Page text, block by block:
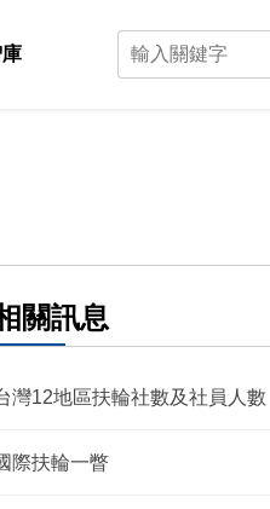
關訊息
灣12地區扶輪社數及社員人數
際扶輪一瞥